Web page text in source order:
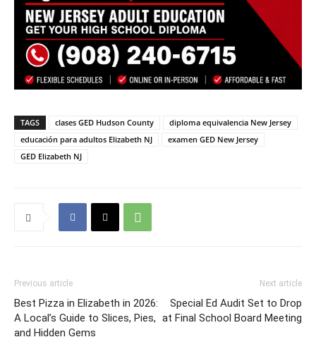
TAGS clases GED Hudson County
diploma equivalencia New Jersey
educación para adultos Elizabeth NJ
examen GED New Jersey
GED Elizabeth NJ
Previous article
Best Pizza in Elizabeth in 2026:
A Local’s Guide to Slices, Pies,
and Hidden Gems
Next article
Special Ed Audit Set to Drop
at Final School Board Meeting